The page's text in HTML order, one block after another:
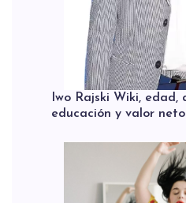
Iwo Rajski Wiki, edad,
educación y valor neto